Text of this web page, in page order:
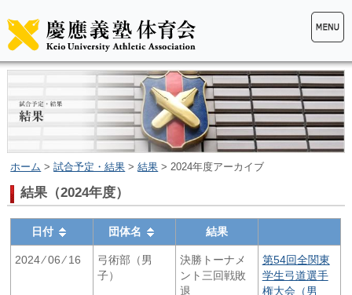
ホーム >試合予定・結果 >結果 > 2024年度アーカイブ
結果（2024年度）
日付 団体名 結果
2024 ⁄ 06 ⁄ 16
弓術部（男
子）
決勝トーナメ
ント三回戦敗
退
第54回全関東
学生弓道選手
権大会（男